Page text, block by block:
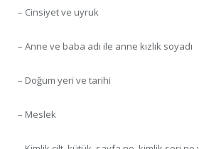
– Cinsiyet ve uyruk
– Anne ve baba adı ile anne kızlık soyadı
– Doğum yeri ve tarihi
– Meslek